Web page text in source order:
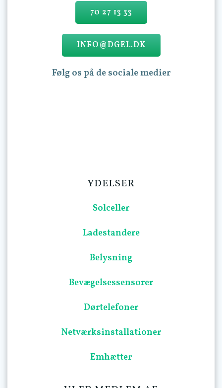
70 27 13 33
INFO@DGEL.DK
Følg os på de sociale medier
YDELSER
Solceller
Ladestandere
Belysning
Bevægelsessensorer
Dørtelefoner
Netværksinstallationer
Emhætter